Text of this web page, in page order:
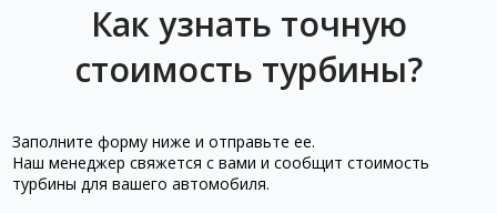
Как узнать точную
стоимость турбины?
Заполните форму ниже и отправьте ее.
Наш менеджер свяжется с вами и сообщит стоимость
турбины для вашего автомобиля.